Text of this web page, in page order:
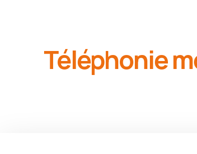
Téléphonie